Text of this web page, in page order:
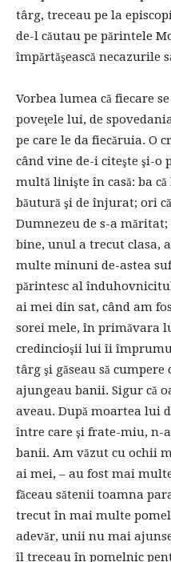
târg, treceau pe la
de-l căutau pe părintele
împărtăşească necazurile
Vorbea lumea că fiecare
poveţele lui, de
pe care le da fiecăruia. O
când vine de-i citeşte şi-o
multă linişte în casă: ba că
băutură şi de înjurat; ori
Dumnezeu de s-a
bine, unul a trecut clasa,
multe minuni de-astea
părintesc al
ai mei din sat, când am
sorei mele, în primăvara
credincioşii lui îi
târg şi găseau să
ajungeau banii. Sigur că
aveau. După moartea lui
între care şi frate-miu, n-
banii. Am văzut cu ochii
ai mei, – au fost mai
făceau sătenii toamna
trecut în mai multe
adevăr, unii nu mai
îl treceau în pomelnic